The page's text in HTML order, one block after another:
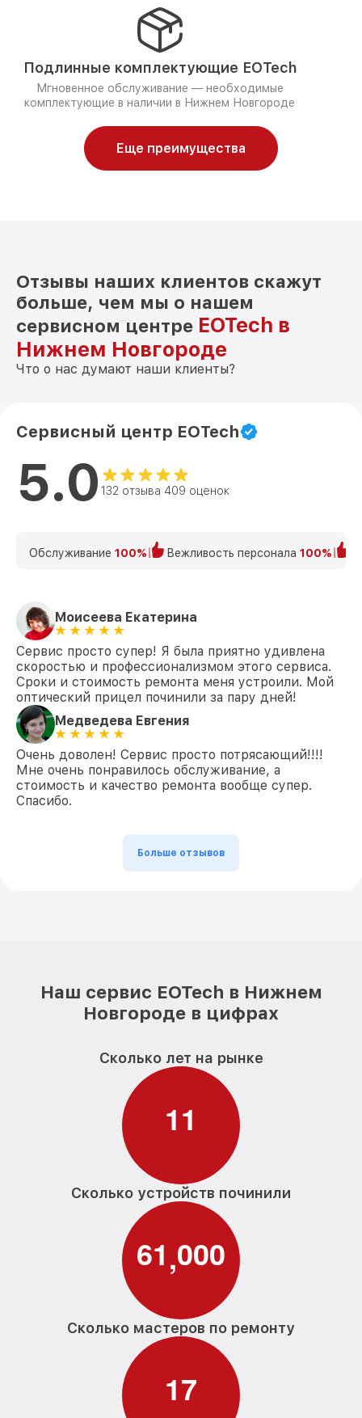
Подлинные комплектующие EOTech
Мгновенное обслуживание — необходимые
комплектующие в наличии в Нижнем Новгороде
Еще преимущества
Отзывы наших клиентов скажут
больше, чем мы о нашем
сервисном центре EOTech в
Нижнем Новгороде
Что о нас думают наши клиенты?
Сервисный центр EOTech
5.0 132 отзыва 409 оценок
Обслуживание 100% Вежливость персонала 100%
Моисеева Екатерина
Сервис просто супер! Я была приятно удивлена
скоростью и профессионализмом этого сервиса.
Сроки и стоимость ремонта меня устроили. Мой
оптический прицел починили за пару дней!
Медведева Евгения
Очень доволен! Сервис просто потрясающий!!!!
Мне очень понравилось обслуживание, а
стоимость и качество ремонта вообще супер.
Спасибо.
Больше отзывов
Наш сервис EOTech в Нижнем
Новгороде в цифрах
Сколько лет на рынке
11
Сколько устройств починили
61,000
Сколько мастеров по ремонту
17